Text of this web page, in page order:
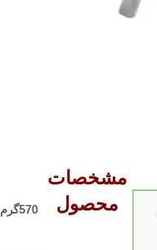
مشخصات
محصول
570گرم